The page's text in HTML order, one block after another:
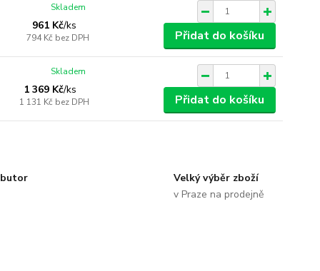
961 Kč/ks
794 Kč bez DPH
Skladem
Přidat do košíku
1 369 Kč/ks
1 131 Kč bez DPH
Skladem
Přidat do košíku
Velký výběr zboží
v Praze na prodejně